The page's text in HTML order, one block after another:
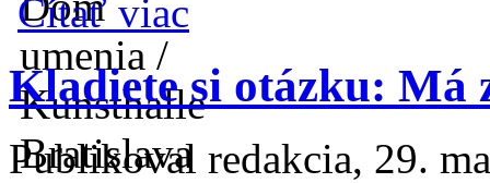
Čítať viac
Kladiete si otázku: Má
Publikoval redakcia, 29.